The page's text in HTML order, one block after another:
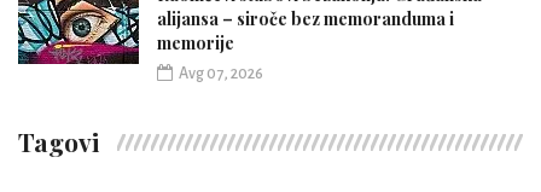
alijansa – siroče bez memoranduma i
memorije
Avg 07, 2026
Tagovi